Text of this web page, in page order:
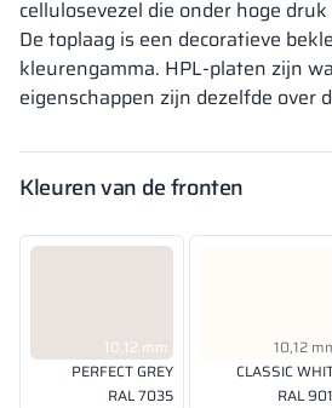
cellulosevezel die onder hoge
De toplaag is een decoratieve
kleurengamma. HPL-platen zijn
eigenschappen zijn dezelfde over
Kleuren van de fronten
10,12 mm
PERFECT GREY
RAL 7035
10,12
CLASSIC
RAL